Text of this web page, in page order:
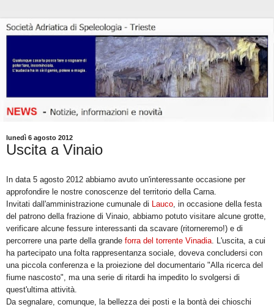
lunedì 6 agosto 2012
Uscita a Vinaio
In data 5 agosto 2012 abbiamo avuto un'interessante occasione per
approfondire le nostre conoscenze del territorio della Carna.
Invitati dall'amministrazione cumunale di
Lauco , in occasione della festa
del patrono della frazione di Vinaio, abbiamo potuto visitare alcune grotte,
verificare alcune fessure interessanti da scavare (ritorneremo!) e di
percorrere una parte della grande forra del torrente Vinadia . L'uscita, a cui
ha partecipato una folta rappresentanza sociale, doveva concludersi con
una piccola conferenza e la proiezione del documentario "Alla ricerca del
fiume nascosto", ma una serie di ritardi ha impedito lo svolgersi di
quest'ultima attività.
Da segnalare, comunque, la bellezza dei posti e la bontà dei chioschi